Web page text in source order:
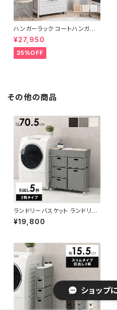
ショップ
ハンガーラック コートハンガー
ワードローブ フリーラック クロ
ーゼット 幅80 新生活 一人暮ら
し
¥27,950
35%OFF
その他の商品
ランドリーバスケット ランドリー
ワゴン 洗濯カゴ キャスター付 ラ
ンドリー収納 新生活 一人暮らし
¥19,800